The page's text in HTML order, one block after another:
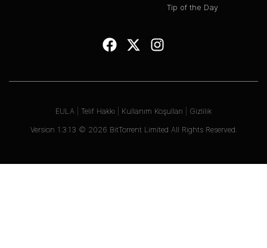
Tip of the Day
Version 1.3.13 © 2026 BitTorrent Limited All Rights Reserved.
EULA Telif Hakkı Kullanım Koşulları Gizlilik